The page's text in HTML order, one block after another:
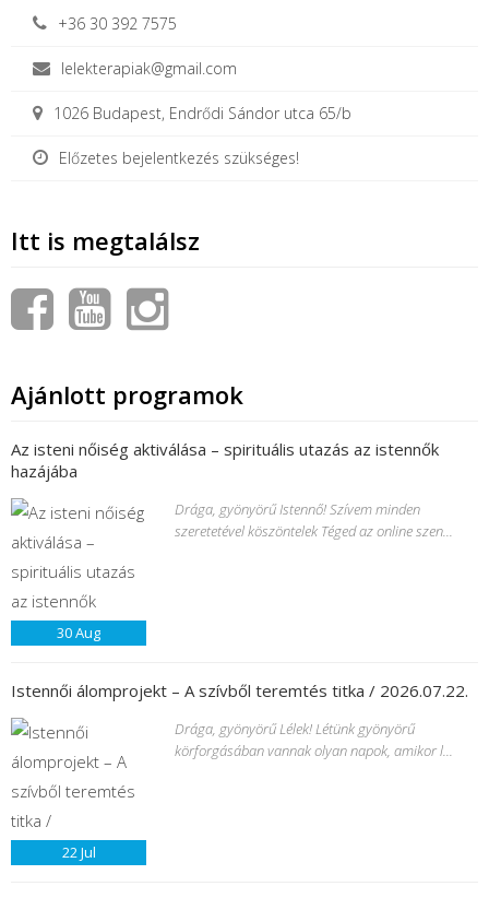
+36 30 392 7575
lelekterapiak@gmail.com
1026 Budapest, Endrődi Sándor utca 65/b
Előzetes bejelentkezés szükséges!
Itt is megtalálsz
Ajánlott programok
Az isteni nőiség aktiválása – spirituális utazás az istennők
hazájába
30Aug
Drága, gyönyörű Istennő! Szívem minden
szeretetével köszöntelek Téged az online szen...
Istennői álomprojekt – A szívből teremtés titka / 2026.07.22.
22Jul
Drága, gyönyörű Lélek! Létünk gyönyörű
körforgásában vannak olyan napok, amikor l...